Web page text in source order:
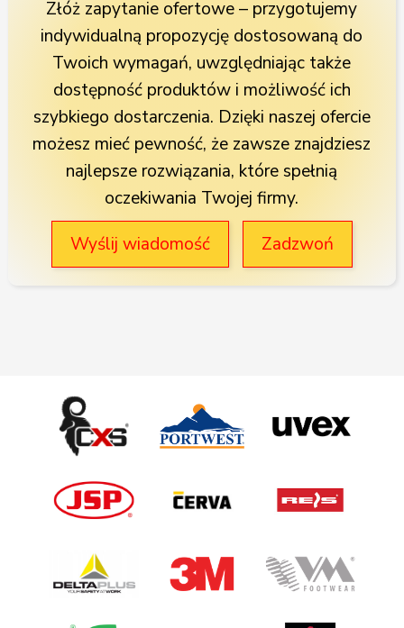
Złóż zapytanie ofertowe – przygotujemy
indywidualną propozycję dostosowaną do
Twoich wymagań, uwzględniając także
dostępność produktów i możliwość ich
szybkiego dostarczenia. Dzięki naszej ofercie
możesz mieć pewność, że zawsze znajdziesz
najlepsze rozwiązania, które spełnią
oczekiwania Twojej firmy.
Wyślij wiadomość
Zadzwoń